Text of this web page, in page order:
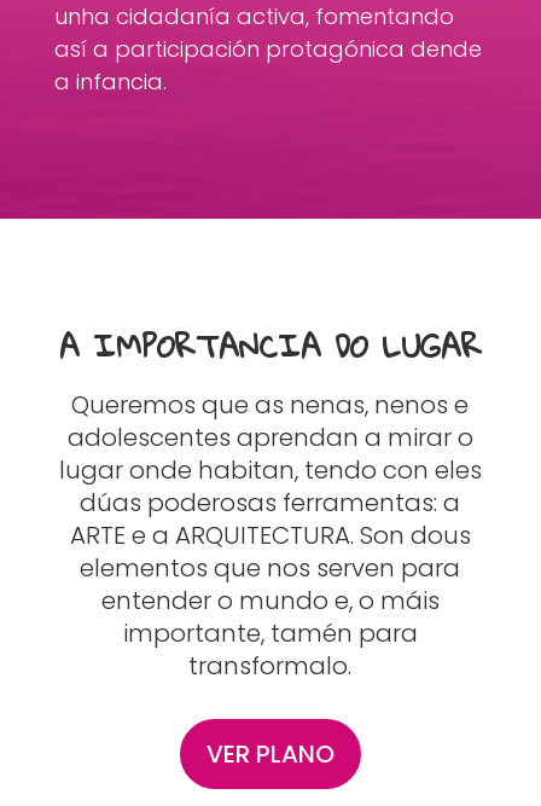
unha cidadanía activa, fomentando
así a participación protagónica dende
a infancia.
A IMPORTANCIA DO LUGAR
Queremos que as nenas, nenos e
adolescentes aprendan a mirar o
lugar onde habitan, tendo con eles
dúas poderosas ferramentas: a
ARTE e a ARQUITECTURA. Son dous
elementos que nos serven para
entender o mundo e, o máis
importante, tamén para
transformalo.
VER PLANO